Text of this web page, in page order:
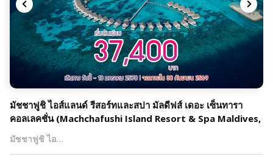
มัชชาฟูชิ ไอส์แลนด์ รีสอร์ทและสปา มัลดีฟส์ เดอะ เซ็นทารา
คอลเลคชั่น (Machchafushi Island Resort & Spa Maldives,
The Centara Collection)
มัชชาฟูชิ ไอ…